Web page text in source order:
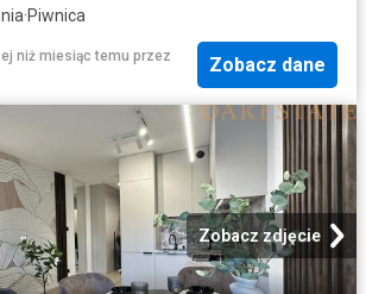
·Piwnica
niż miesiąc temu przez
Zobacz dane
Zobacz zdjęcie